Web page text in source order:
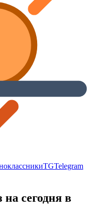
TGTelegram
сегодня в